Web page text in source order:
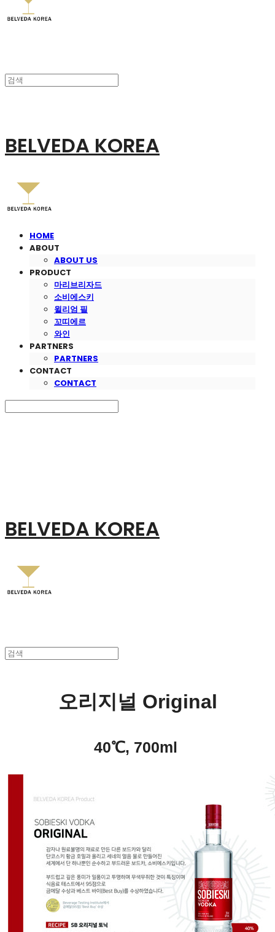
BELVEDA KOREA
HOME
ABOUT
ABOUT US
PRODUCT
마리브리자드
소비에스키
윌리엄 필
꼬띠에르
와인
PARTNERS
PARTNERS
CONTACT
CONTACT
BELVEDA KOREA
오리지널 Original
40℃, 700ml